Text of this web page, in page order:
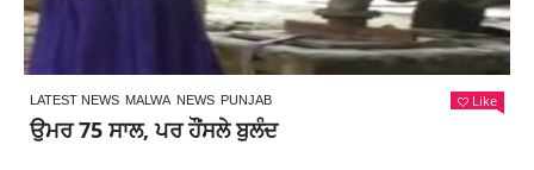
LATEST NEWS MALWA NEWS PUNJAB Like
ਉਮਰ 75 ਸਾਲ, ਪਰ ਹੌਂਸਲੇ ਬੁਲੰਦ